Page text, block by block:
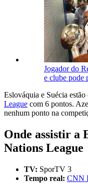
Jogador do
e clube pode
Eslováquia e Suécia
League com 6 pontos.
nenhum ponto na
Onde assistir a
Nations League
TV: SporTV 3
Tempo real: CNN